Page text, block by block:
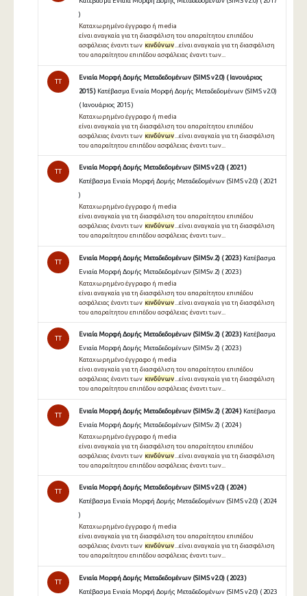
)
Καταχωρημένο έγγραφο ή media
είναι αναγκαία για τη διασφάλιση του απαραίτητου επιπέδου
ασφάλειας έναντι των κινδύνων...είναι αναγκαία για τη διασφάλιση
του απαραίτητου επιπέδου ασφάλειας έναντι των...
TT
Ενιαία Μορφή Δομής Μεταδεδομένων (SIMS v2.0) ( Ιανουάριος
2015 ) Κατέβασμα Ενιαία Μορφή Δομής Μεταδεδομένων (SIMS v2.0)
( Ιανουάριος 2015 )
Καταχωρημένο έγγραφο ή media
είναι αναγκαία για τη διασφάλιση του απαραίτητου επιπέδου
ασφάλειας έναντι των κινδύνων ...είναι αναγκαία για τη διασφάλιση
του απαραίτητου επιπέδου ασφάλειας έναντι των...
TT
Ενιαία Μορφή Δομής Μεταδεδομένων (SIMS v2.0) ( 2021 )
Κατέβασμα Ενιαία Μορφή Δομής Μεταδεδομένων (SIMS v2.0) ( 2021
)
Καταχωρημένο έγγραφο ή media
είναι αναγκαία για τη διασφάλιση του απαραίτητου επιπέδου
ασφάλειας έναντι των κινδύνων...είναι αναγκαία για τη διασφάλιση
του απαραίτητου επιπέδου ασφάλειας έναντι των...
TT
Ενιαία Μορφή Δομής Μεταδεδομένων (SIMSv.2) ( 2023 ) Κατέβασμα
Ενιαία Μορφή Δομής Μεταδεδομένων (SIMSv.2) ( 2023 )
Καταχωρημένο έγγραφο ή media
είναι αναγκαία για τη διασφάλιση του απαραίτητου επιπέδου
ασφάλειας έναντι των κινδύνων ...είναι αναγκαία για τη διασφάλιση
του απαραίτητου επιπέδου ασφάλειας έναντι των...
TT
Ενιαία Μορφή Δομής Μεταδεδομένων (SIMSv.2) ( 2023 ) Κατέβασμα
Ενιαία Μορφή Δομής Μεταδεδομένων (SIMSv.2) ( 2023 )
Καταχωρημένο έγγραφο ή media
είναι αναγκαία για τη διασφάλιση του απαραίτητου επιπέδου
ασφάλειας έναντι των κινδύνων...είναι αναγκαία για τη διασφάλιση
του απαραίτητου επιπέδου ασφάλειας έναντι των...
TT
Ενιαία Μορφή Δομής Μεταδεδομένων (SIMSv.2) ( 2024 ) Κατέβασμα
Ενιαία Μορφή Δομής Μεταδεδομένων (SIMSv.2) ( 2024 )
Καταχωρημένο έγγραφο ή media
είναι αναγκαία για τη διασφάλιση του απαραίτητου επιπέδου
ασφάλειας έναντι των κινδύνων ...είναι αναγκαία για τη διασφάλιση
του απαραίτητου επιπέδου ασφάλειας έναντι των...
TT
Ενιαία Μορφή Δομής Μεταδεδομένων (SIMS v2.0) ( 2024 )
Κατέβασμα Ενιαία Μορφή Δομής Μεταδεδομένων (SIMS v2.0) ( 2024
)
Καταχωρημένο έγγραφο ή media
είναι αναγκαία για τη διασφάλιση του απαραίτητου επιπέδου
ασφάλειας έναντι των κινδύνων...είναι αναγκαία για τη διασφάλιση
του απαραίτητου επιπέδου ασφάλειας έναντι των...
TT
Ενιαία Μορφή Δομής Μεταδεδομένων (SIMS v2.0) ( 2023 )
Κατέβασμα Ενιαία Μορφή Δομής Μεταδεδομένων (SIMS v2.0) ( 2023